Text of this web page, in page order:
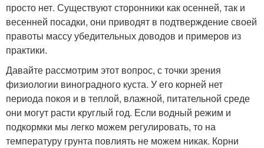
просто нет. Существуют сторонники как осенней, так и
весенней посадки, они приводят в подтверждение своей
правоты массу убедительных доводов и примеров из
практики.
Давайте рассмотрим этот вопрос, с точки зрения
физиологии виноградного куста. У его корней нет
периода покоя и в теплой, влажной, питательной среде
они могут расти круглый год. Если водный режим и
подкормки мы легко можем регулировать, то на
температуру грунта повлиять не можем никак. Корни